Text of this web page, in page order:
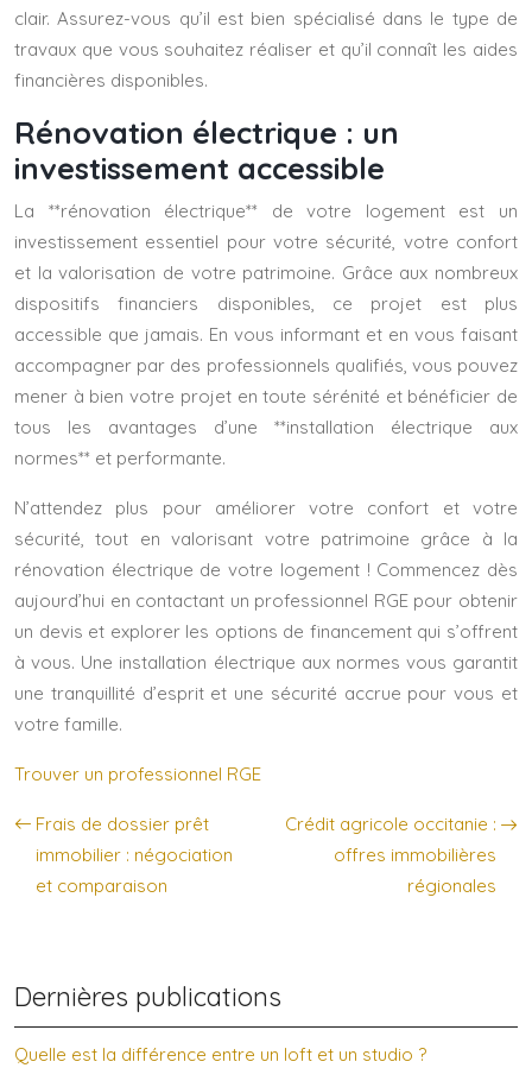
clair. Assurez-vous qu’il est bien spécialisé dans le type de
travaux que vous souhaitez réaliser et qu’il connaît les aides
financières disponibles.
Rénovation électrique : un
investissement accessible
La **rénovation électrique** de votre logement est un
investissement essentiel pour votre sécurité, votre confort
et la valorisation de votre patrimoine. Grâce aux nombreux
dispositifs financiers disponibles, ce projet est plus
accessible que jamais. En vous informant et en vous faisant
accompagner par des professionnels qualifiés, vous pouvez
mener à bien votre projet en toute sérénité et bénéficier de
tous les avantages d’une **installation électrique aux
normes** et performante.
N’attendez plus pour améliorer votre confort et votre
sécurité, tout en valorisant votre patrimoine grâce à la
rénovation électrique de votre logement ! Commencez dès
aujourd’hui en contactant un professionnel RGE pour obtenir
un devis et explorer les options de financement qui s’offrent
à vous. Une installation électrique aux normes vous garantit
une tranquillité d’esprit et une sécurité accrue pour vous et
votre famille.
Trouver un professionnel RGE
Frais de dossier prêt
immobilier : négociation
et comparaison
Crédit agricole occitanie :
offres immobilières
régionales
Dernières publications
Quelle est la différence entre un loft et un studio ?